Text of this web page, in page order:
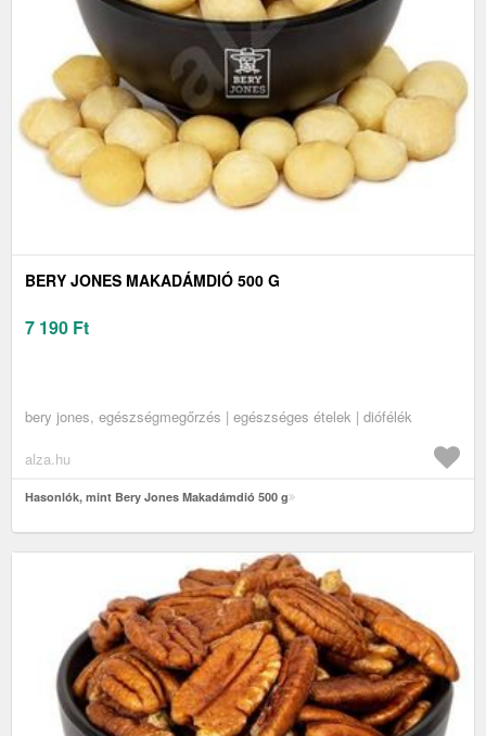
BERY JONES MAKADÁMDIÓ 500 G
7 190 Ft
bery jones, egészségmegőrzés | egészséges ételek | diófélék
alza.hu
Hasonlók, mint Bery Jones Makadámdió 500 g